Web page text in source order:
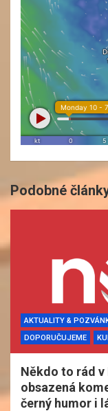
Podobné
AKTUALITY &
DOPORUČUJEME
Někdo to rád v
obsazená
černý humor i